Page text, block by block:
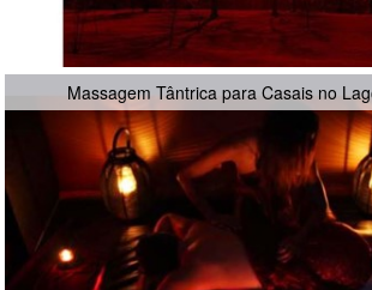
Massagem Tântrica para Casais no